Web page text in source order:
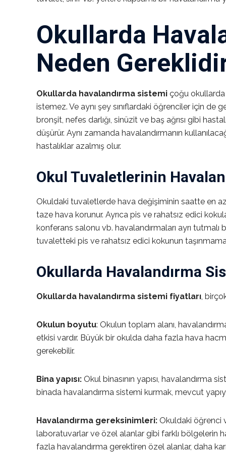
Okullarda
Neden
Okullarda havalandırma sistemi çoğu okullarda
istemez. Ve aynı şey sınıflardaki öğrenciler için de
bronşit, nefes darlığı, sinüzit ve baş ağrısı gibi
düşürür. Aynı zamanda havalandırmanın
hastalıklar azalmış olur.
Okul Tuvaletlerinin
Okuldaki tuvaletlerde hava değişiminin saatte en
taze hava korunur. Ayrıca pis ve rahatsız edici
konferans salonu vb. havalandırmaları ayrı
tuvaletteki pis ve rahatsız edici kokunun
Okullarda Havalandırma
Okullarda havalandırma sistemi fiyatları,
Okulun boyutu: Okulun toplam alanı,
etkisi vardır. Büyük bir okulda daha fazla hava
gerekebilir.
Bina yapısı: Okul binasının yapısı, havalandırma
binada havalandırma sistemi kurmak, mevcut
Havalandırma gereksinimleri: Okuldaki öğrenci
laboratuvarlar ve özel alanlar gibi farklı bölgelerin
fazla havalandırma gerektiren özel alanlar, daha